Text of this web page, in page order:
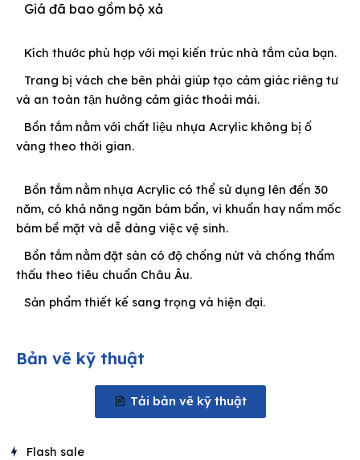
Giá đã bao gồm bộ xả
Kích thước phù hợp với mọi kiến trúc nhà tắm của bạn.
Trang bị vách che bên phải giúp tạo cảm giác riêng tư
và an toàn tận hưởng cảm giác thoải mái.
Bồn tắm nằm với chất liệu nhựa Acrylic không bị ố
vàng theo thời gian.
Bồn tắm nằm nhựa Acrylic có thể sử dụng lên đến 30
năm, có khả năng ngăn bám bẩn, vi khuẩn hay nấm mốc
bám bề mặt và dễ dàng việc vệ sinh.
Bồn tắm nằm đặt sàn có độ chống nứt và chống thẩm
thấu theo tiêu chuẩn Châu Âu.
Sản phẩm thiết kế sang trọng và hiện đại.
Bản vẽ kỹ thuật
Tải bản vẽ kỹ thuật
Flash sale